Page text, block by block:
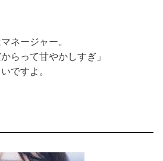
ネージャー。
らって甘やかしすぎ」
ですよ。